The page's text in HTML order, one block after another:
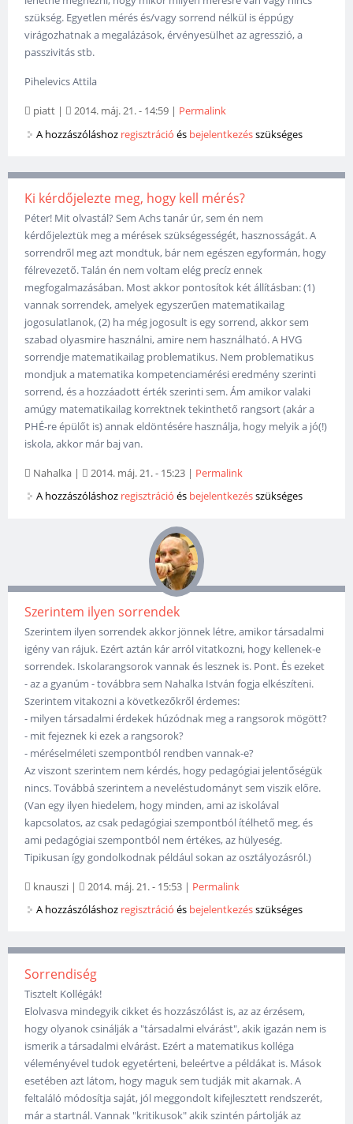
szükség. Egyetlen mérés és/vagy sorrend nélkül is éppúgy
virágozhatnak a megalázások, érvényesülhet az agresszió, a
passzivitás stb.
Pihelevics Attila
piatt | 2014. máj. 21. - 14:59 | Permalink
A hozzászóláshoz regisztráció és bejelentkezésszükséges
Ki kérdőjelezte meg, hogy kell mérés?
Péter! Mit olvastál? Sem Achs tanár úr, sem én nem
kérdőjeleztük meg a mérések szükségességét, hasznosságát. A
sorrendről meg azt mondtuk, bár nem egészen egyformán, hogy
félrevezető. Talán én nem voltam elég precíz ennek
megfogalmazásában. Most akkor pontosítok két állításban: (1)
vannak sorrendek, amelyek egyszerűen matematikailag
jogosulatlanok, (2) ha még jogosult is egy sorrend, akkor sem
szabad olyasmire használni, amire nem használható. A HVG
sorrendje matematikailag problematikus. Nem problematikus
mondjuk a matematika kompetenciamérési eredmény szerinti
sorrend, és a hozzáadott érték szerinti sem. Ám amikor valaki
amúgy matematikailag korrektnek tekinthető rangsort (akár a
PHÉ-re épülőt is) annak eldöntésére használja, hogy melyik a jó(!)
iskola, akkor már baj van.
Nahalka | 2014. máj. 21. - 15:23 | Permalink
A hozzászóláshoz regisztráció és bejelentkezésszükséges
Szerintem ilyen sorrendek
Szerintem ilyen sorrendek akkor jönnek létre, amikor társadalmi
igény van rájuk. Ezért aztán kár arról vitatkozni, hogy kellenek-e
sorrendek. Iskolarangsorok vannak és lesznek is. Pont. És ezeket
- az a gyanúm - továbbra sem Nahalka István fogja elkészíteni.
Szerintem vitakozni a következőkről érdemes:
- milyen társadalmi érdekek húzódnak meg a rangsorok mögött?
- mit fejeznek ki ezek a rangsorok?
- méréselméleti szempontból rendben vannak-e?
Az viszont szerintem nem kérdés, hogy pedagógiai jelentőségük
nincs. Továbbá szerintem a neveléstudományt sem viszik előre.
(Van egy ilyen hiedelem, hogy minden, ami az iskolával
kapcsolatos, az csak pedagógiai szempontból ítélhető meg, és
ami pedagógiai szempontból nem értékes, az hülyeség.
Tipikusan így gondolkodnak például sokan az osztályozásról.)
knauszi | 2014. máj. 21. - 15:53 | Permalink
A hozzászóláshoz regisztráció és bejelentkezésszükséges
Sorrendiség
Tisztelt Kollégák!
Elolvasva mindegyik cikket és hozzászólást is, az az érzésem,
hogy olyanok csinálják a "társadalmi elvárást", akik igazán nem is
ismerik a társadalmi elvárást. Ezért a matematikus kolléga
véleményével tudok egyetérteni, beleértve a példákat is. Mások
esetében azt látom, hogy maguk sem tudják mit akarnak. A
feltaláló módosítja saját, jól meggondolt kifejlesztett rendszerét,
már a startnál. Vannak "kritikusok" akik szintén pártolják az